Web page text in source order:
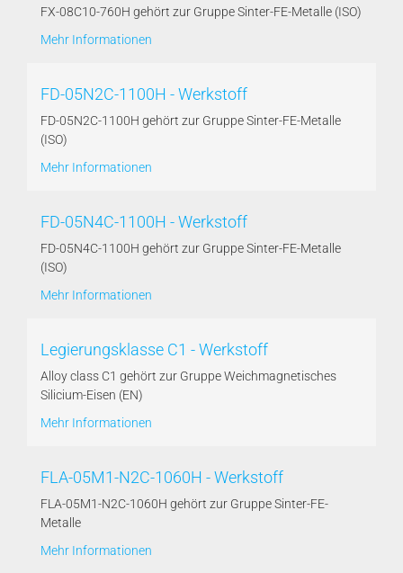
FX-08C10-760H gehört zur Gruppe Sinter-FE-Metalle (ISO)
Mehr Informationen
FD-05N2C-1100H - Werkstoff
FD-05N2C-1100H gehört zur Gruppe Sinter-FE-Metalle
(ISO)
Mehr Informationen
FD-05N4C-1100H - Werkstoff
FD-05N4C-1100H gehört zur Gruppe Sinter-FE-Metalle
(ISO)
Mehr Informationen
Legierungsklasse C1 - Werkstoff
Alloy class C1 gehört zur Gruppe Weichmagnetisches
Silicium-Eisen (EN)
Mehr Informationen
FLA-05M1-N2C-1060H - Werkstoff
FLA-05M1-N2C-1060H gehört zur Gruppe Sinter-FE-
Metalle
Mehr Informationen